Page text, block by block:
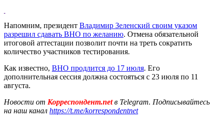
Напомним, президент Владимир Зеленский своим указом
разрешил сдавать ВНО по желанию. Отмена обязательной
итоговой аттестации позволит почти на треть сократить
количество участников тестирования.
Как известно, ВНО продлится до 17 июля. Его
дополнительная сессия должна состояться с 23 июля по 11
августа.
Новости от Корреспондент.netв Telegram. Подписывайтесь
на наш канал https://t.me/korrespondentnet